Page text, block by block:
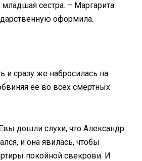
сестра. – Маргарита
оформила.
и сразу же набросилась на
её во всех смертных
дошли слухи, что Александр
и она явилась, чтобы
покойной свекрови. И